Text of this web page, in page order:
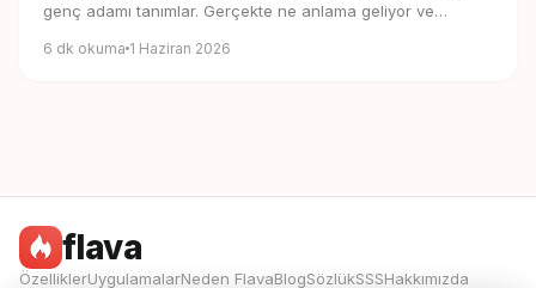
genç adamı tanımlar. Gerçekte ne anlama geliyor ve
6 dk okuma 1 Haziran 2026
flava
ÖzelliklerUygulamalarNeden FlavaBlogSözlükSSSHakkımızda